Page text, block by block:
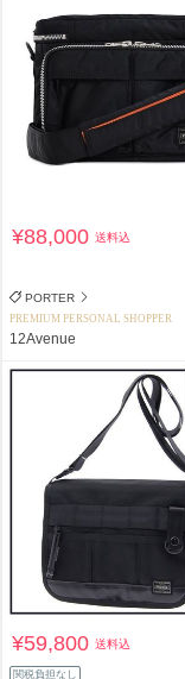
¥88,000送料込
PORTER
PREMIUM PERSONAL SHOPPER
12Avenue
¥59,800送料込
関税負担なし